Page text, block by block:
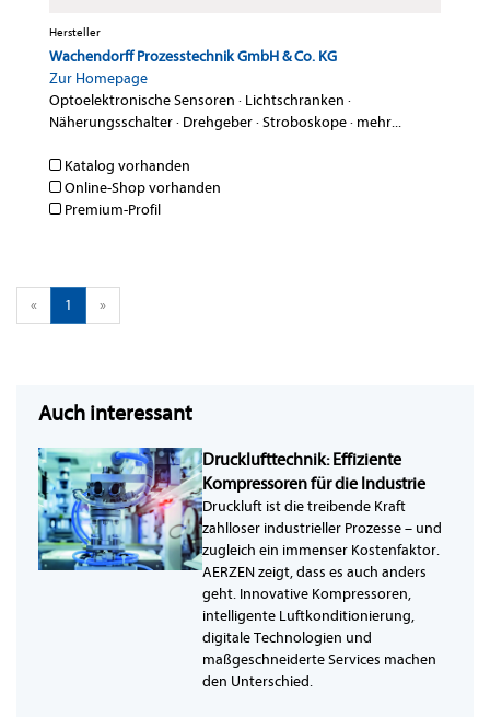
Hersteller
Wachendorff Prozesstechnik GmbH & Co. KG
Zur Homepage
Optoelektronische Sensoren · Lichtschranken ·
Näherungsschalter· Drehgeber·Stroboskope· mehr...
Katalog vorhanden
Online-Shop vorhanden
Premium-Profil
« 1 »
Auch interessant
Drucklufttechnik: Effiziente
Kompressoren für die Industrie
Druckluft ist die treibende Kraft
zahlloser industrieller Prozesse – und
zugleich ein immenser Kostenfaktor.
AERZEN zeigt, dass es auch anders
geht. Innovative Kompressoren,
intelligente Luftkonditionierung,
digitale Technologien und
maßgeschneiderte Services machen
den Unterschied.